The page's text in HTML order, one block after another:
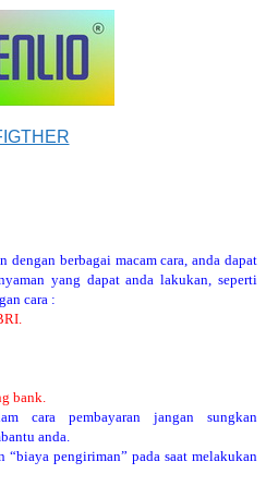
dengan berbagai macam cara, anda dapat
yang dapat anda lakukan, seperti
cara :
bank.
cara pembayaran jangan sungkan
anda.
“biaya pengiriman” pada saat melakukan